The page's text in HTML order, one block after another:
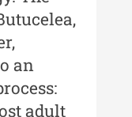
al
al
an
adult